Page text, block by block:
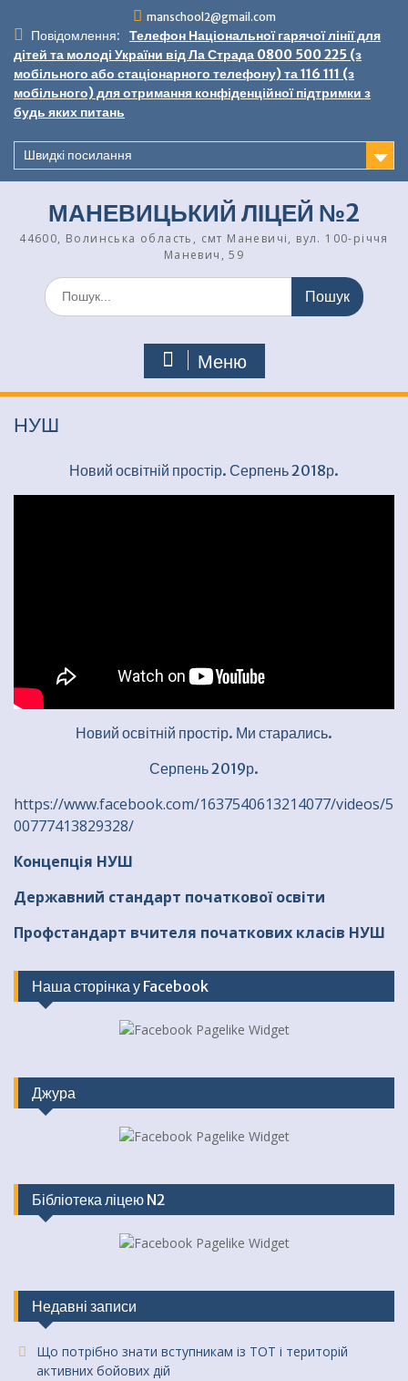
вмісту
manschool2@gmail.com
Повідомлення:
Телефон Національної гарячої лінії для
дітей та молоді України від Ла Страда 0800 500 225 (з
мобільного або стаціонарного телефону) та 116 111 (з
мобільного) для отримання конфіденційної підтримки з
будь яких питань
Швидкі посилання
МАНЕВИЦЬКИЙ ЛІЦЕЙ №2
44600, Волинська область, смт Маневичі, вул. 100-річчя
Маневич, 59
Шукати:
Меню
НУШ
Новий освітній простір. Серпень 2018р.
Новий освітній простір. Ми старались.
Серпень 2019р.
https://www.facebook.com/1637540613214077/videos/5
00777413829328/
Концепція НУШ
Державний стандарт початкової освіти
Профстандарт вчителя початкових класів НУШ
Наша сторінка у Facebook
Джура
Бібліотека ліцею N2
Недавні записи
Що потрібно знати вступникам із ТОТ і територій
активних бойових дій